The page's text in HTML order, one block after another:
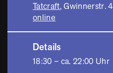
Tatcraft, Gwinnerstr.
online
Details
18:30 – ca. 22:00 Uhr